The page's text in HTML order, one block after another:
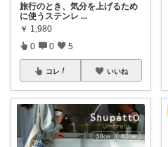
旅行のとき、気分を上げるため
に使うステンレ ...
￥ 1,980
0 0 5
コレ いいね